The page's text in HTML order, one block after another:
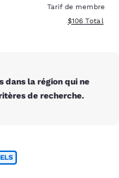
Tarif de membre
Afficher les
$106 Total
dans la région qui ne
de recherche.